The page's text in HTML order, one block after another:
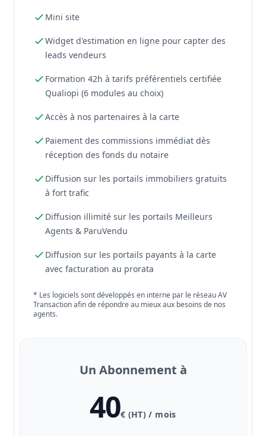
Mini site
Widget d'estimation en ligne pour capter des
leads vendeurs
Formation 42h à tarifs préférentiels certifiée
Qualiopi (6 modules au choix)
Accès à nos partenaires à la carte
Paiement des commissions immédiat dès
réception des fonds du notaire
Diffusion sur les portails immobiliers gratuits
à fort trafic
Diffusion illimité sur les portails Meilleurs
Agents & ParuVendu
Diffusion sur les portails payants à la carte
avec facturation au prorata
* Les logiciels sont développés en interne par le réseau AV
Transaction afin de répondre au mieux aux besoins de nos
agents.
Un Abonnement à
40€ (HT) / mois